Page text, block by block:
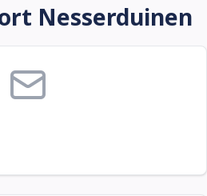
Nesserduinen